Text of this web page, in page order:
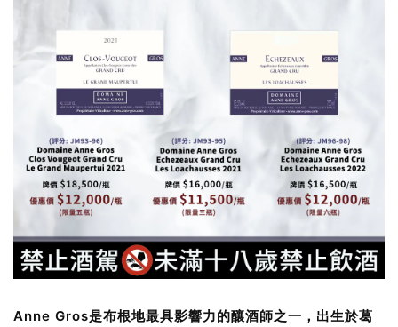
Anne Gros是布根地最具影響力的釀酒師之一，出生於葛